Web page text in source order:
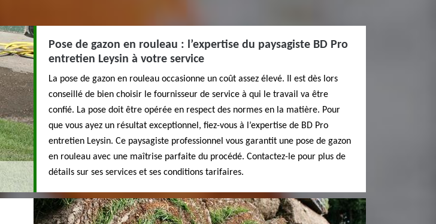
Pose de gazon en rouleau : l’expertise du paysagiste BD Pro
entretien Leysin à votre service
La pose de gazon en rouleau occasionne un coût assez élevé. Il est dès lors
conseillé de bien choisir le fournisseur de service à qui le travail va être
confié. La pose doit être opérée en respect des normes en la matière. Pour
que vous ayez un résultat exceptionnel, fiez-vous à l’expertise de BD Pro
entretien Leysin. Ce paysagiste professionnel vous garantit une pose de gazon
en rouleau avec une maîtrise parfaite du procédé. Contactez-le pour plus de
détails sur ses services et ses conditions tarifaires.